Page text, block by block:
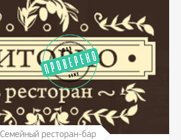
Семейный ресторан-бар